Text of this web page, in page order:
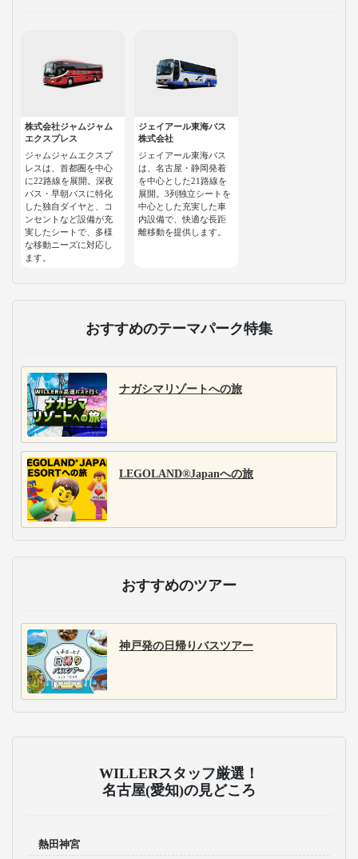
株式会社ジャムジャム
エクスプレス
ジャムジャムエクスプ
レスは、首都圏を中心
に22路線を展開。深夜
バス・早朝バスに特化
した独自ダイヤと、コ
ンセントなど設備が充
実したシートで、多様
な移動ニーズに対応し
ます。
ジェイアール東海バス
株式会社
ジェイアール東海バス
は、名古屋・静岡発着
を中心とした21路線を
展開。3列独立シートを
中心とした充実した車
内設備で、快適な長距
離移動を提供します。
おすすめのテーマパーク特集
ナガシマリゾートへの旅
LEGOLAND®Japanへの旅
おすすめのツアー
神戸発の日帰りバスツアー
WILLERスタッフ厳選！
名古屋(愛知)の見どころ
熱田神宮